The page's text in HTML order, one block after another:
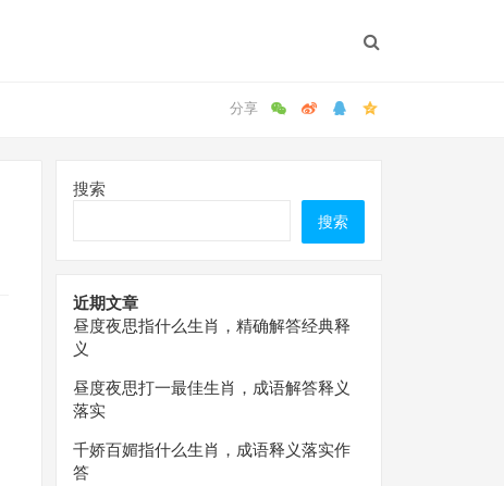
搜索
搜索
近期文章
昼度夜思指什么生肖，精确解答经典释
义
昼度夜思打一最佳生肖，成语解答释义
落实
千娇百媚指什么生肖，成语释义落实作
答